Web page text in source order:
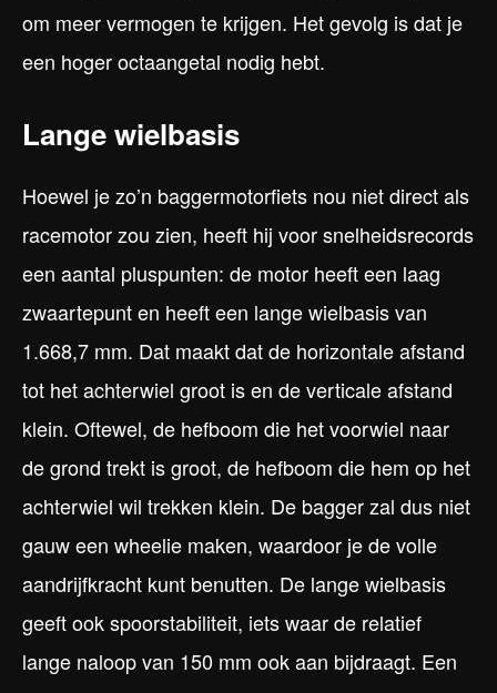
om meer vermogen te krijgen. Het gevolg is dat je
een hoger octaangetal nodig hebt.
Lange wielbasis
Hoewel je zo’n baggermotorfiets nou niet direct als
racemotor zou zien, heeft hij voor snelheidsrecords
een aantal pluspunten: de motor heeft een laag
zwaartepunt en heeft een lange wielbasis van
1.668,7 mm. Dat maakt dat de horizontale afstand
tot het achterwiel groot is en de verticale afstand
klein. Oftewel, de hefboom die het voorwiel naar
de grond trekt is groot, de hefboom die hem op het
achterwiel wil trekken klein. De bagger zal dus niet
gauw een wheelie maken, waardoor je de volle
aandrijfkracht kunt benutten. De lange wielbasis
geeft ook spoorstabiliteit, iets waar de relatief
lange naloop van 150 mm ook aan bijdraagt. Een